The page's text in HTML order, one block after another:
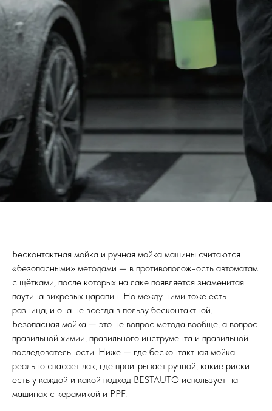
Бесконтактная мойка и ручная мойка машины считаются
«безопасными» методами — в противоположность автоматам
с щётками, после которых на лаке появляется знаменитая
паутина вихревых царапин. Но между ними тоже есть
разница, и она не всегда в пользу бесконтактной.
Безопасная мойка — это не вопрос метода вообще, а вопрос
правильной химии, правильного инструмента и правильной
последовательности. Ниже — где бесконтактная мойка
реально спасает лак, где проигрывает ручной, какие риски
есть у каждой и какой подход BESTAUTO использует на
машинах с керамикой и PPF.